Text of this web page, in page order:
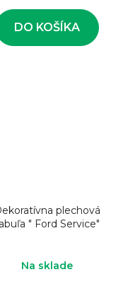
DO KOŠÍKA
plechová
" Ford Service"
Na sklade